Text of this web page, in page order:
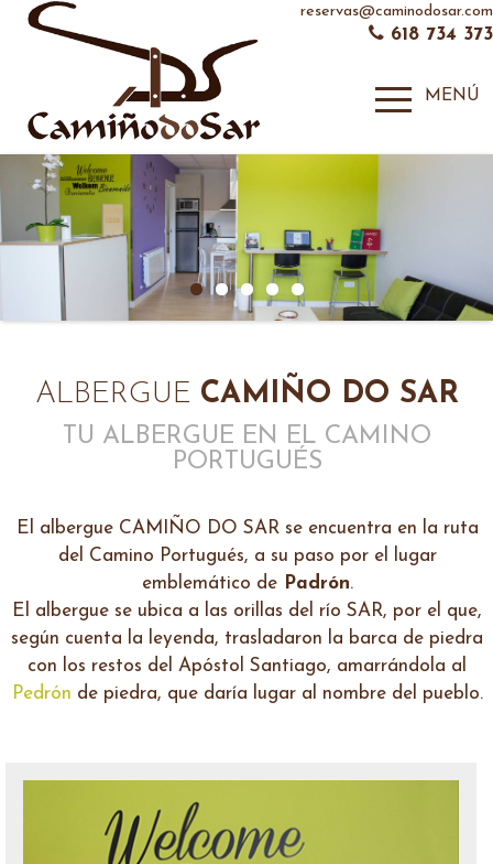
reservas@caminodosar.com
618 734 373
MENÚ
ALBERGUE CAMIÑO DO SAR
TU ALBERGUE EN EL CAMINO
PORTUGUÉS
El albergue CAMIÑO DO SAR se encuentra en la ruta
del Camino Portugués, a su paso por el lugar
emblemático dePadrón.
El albergue se ubica a las orillas del río SAR, por el que,
según cuenta la leyenda, trasladaron la barca de piedra
con los restos del Apóstol Santiago, amarrándola al
Pedrón de piedra, que daría lugar al nombre del pueblo.